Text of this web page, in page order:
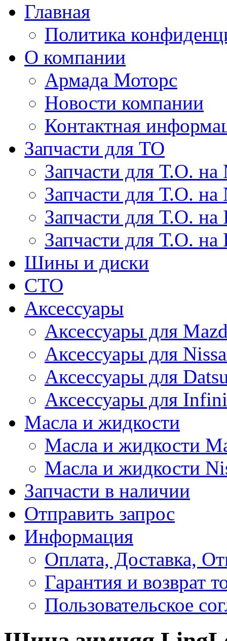
Главная
Политика
О компании
Армада Моторс
Новости компании
Контактная
Запчасти для ТО
Запчасти для Т.О. на
Запчасти для Т.О. на
Запчасти для Т.О.
Запчасти для Т.О. на
Шины и диски
СТО
Аксессуары
Аксессуары для
Аксессуары для
Аксессуары для
Аксессуары для
Масла и жидкости
Масла и жидкости
Масла и жидкости
Запчасти в наличии
Отправить запрос
Информация
Оплата, Доставка,
Гарантия и возврат
Пользовательское